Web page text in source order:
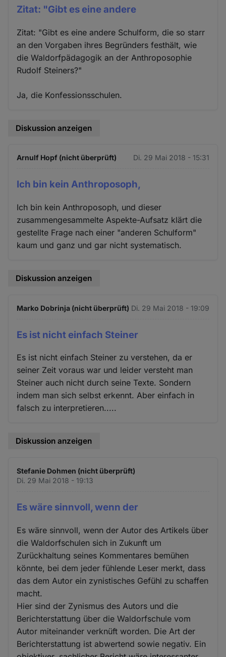
Zitat: "Gibt es eine andere
Zitat: "Gibt es eine andere Schulform, die so starr
an den Vorgaben ihres Begründers festhält, wie
die Waldorfpädagogik an der Anthroposophie
Rudolf Steiners?"
Ja, die Konfessionsschulen.
Diskussion anzeigen
Arnulf Hopf (nicht überprüft) Di. 29 Mai 2018 - 15:31
Ich bin kein Anthroposoph,
Ich bin kein Anthroposoph, und dieser
zusammengesammelte Aspekte-Aufsatz klärt die
gestellte Frage nach einer "anderen Schulform"
kaum und ganz und gar nicht systematisch.
Diskussion anzeigen
Marko Dobrinja (nicht überprüft) Di. 29 Mai 2018 - 19:09
Es ist nicht einfach Steiner
Es ist nicht einfach Steiner zu verstehen, da er
seiner Zeit voraus war und leider versteht man
Steiner auch nicht durch seine Texte. Sondern
indem man sich selbst erkennt. Aber einfach in
falsch zu interpretieren.....
Diskussion anzeigen
Stefanie Dohmen (nicht überprüft)
Di. 29 Mai 2018 - 19:13
Es wäre sinnvoll, wenn der
Es wäre sinnvoll, wenn der Autor des Artikels über
die Waldorfschulen sich in Zukunft um
Zurückhaltung seines Kommentares bemühen
könnte, bei dem jeder fühlende Leser merkt, dass
das dem Autor ein zynistisches Gefühl zu schaffen
macht.
Hier sind der Zynismus des Autors und die
Berichterstattung über die Waldorfschule vom
Autor miteinander verknüft worden. Die Art der
Berichterstattung ist abwertend sowie negativ. Ein